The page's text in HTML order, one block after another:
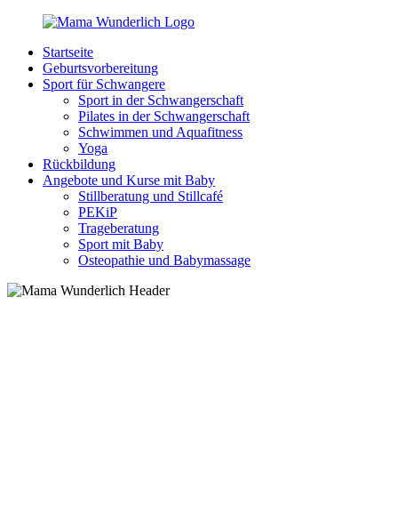
Zurück
Inhalt
MamaWunderlich.de
Mutti
sein
wunderbar!
Startseite
Geburtsvorbereitung
Sport für Schwangere
Sport in der Schwangerschaft
Pilates in der Schwangerschaft
Schwimmen und Aquafitness
Yoga
Rückbildung
Angebote und Kurse mit Baby
Stillberatung und Stillcafé
PEKiP
Trageberatung
Sport mit Baby
Osteopathie und Babymassage